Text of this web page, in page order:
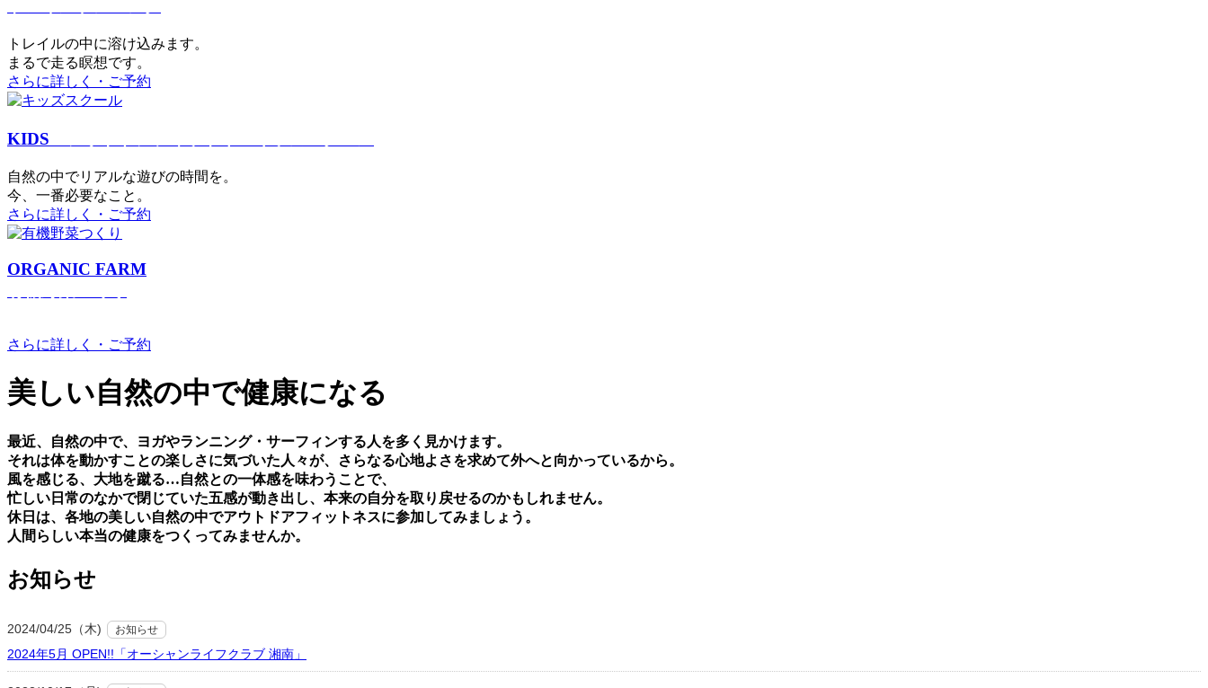
トレイルの中に溶け込みます。
まるで⾛る瞑想です。
さらに詳しく・ご予約
KIDS
⾃然の中でリアルな遊びの時間を。
今、⼀番必要なこと。
さらに詳しく・ご予約
ORGANIC FARM
さらに詳しく・ご予約
美しい⾃然の中で健康になる
最近、⾃然の中で、ヨガやランニング・サーフィンする⼈を多く⾒かけます。
それは体を動かすことの楽しさに気づいた⼈々が、さらなる⼼地よさを求めて外へと向かっているから。
⾵を感じる、⼤地を蹴る…⾃然との⼀体感を味わうことで、
忙しい⽇常のなかで閉じていた五感が動き出し、本来の⾃分を取り戻せるのかもしれません。
休⽇は、各地の美しい⾃然の中でアウトドアフィットネスに参加してみましょう。
⼈間らしい本当の健康をつくってみませんか。
お知らせ
2024/04/25（木) お知らせ
2024年5月 OPEN!!「オーシャンライフクラブ 湘南」